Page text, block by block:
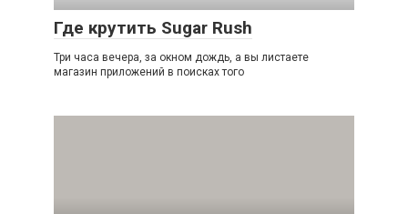
Где крутить Sugar Rush
Три часа вечера, за окном дождь, а вы листаете
магазин приложений в поисках того